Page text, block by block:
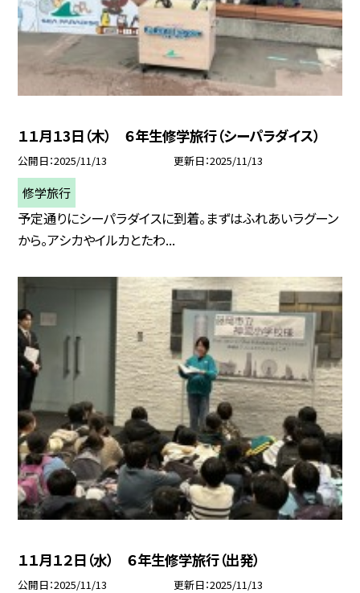
１１月１3日（木） ６年生修学旅行（シーパラダイス）
公開日 2025/11/13 更新日 2025/11/13
修学旅行
予定通りにシーパラダイスに到着。まずはふれあいラグーン
から。アシカやイルカとたわ...
１１月１２日（水） ６年生修学旅行（出発）
公開日 2025/11/13 更新日 2025/11/13